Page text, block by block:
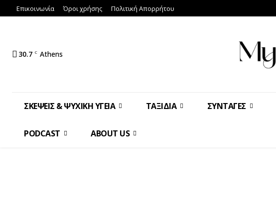
Επικοινωνία Όροι χρήσης Πολιτική Απορρήτου
30.7 C Athens
ΣΚΈΨΕΙΣ & ΨΥΧΙΚΉ ΥΓΕΊΑ ΤΑΞΊΔΙΑ ΣΥΝΤΑΓΈΣ
PODCAST ABOUT US